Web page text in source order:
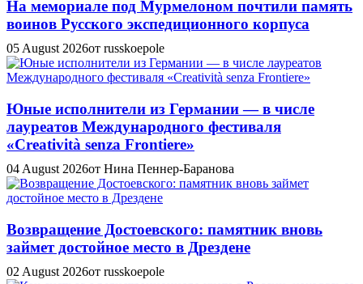
На мемориале под Мурмелоном почтили память
воинов Русского экспедиционного корпуса
05 August 2026от russkoepole
Юные исполнители из Германии — в числе
лауреатов Международного фестиваля
«Creatività senza Frontiere»
04 August 2026от Нина Пеннер-Баранова
Возвращение Достоевского: памятник вновь
займет достойное место в Дрездене
02 August 2026от russkoepole